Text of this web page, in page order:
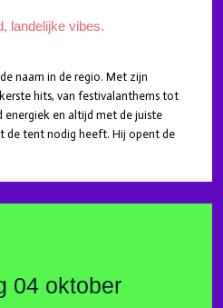
landelijke vibes.
naam in de regio. Met zijn
hits, van festivalanthems tot
en altijd met de juiste
de tent nodig heeft. Hij opent de
04 oktober